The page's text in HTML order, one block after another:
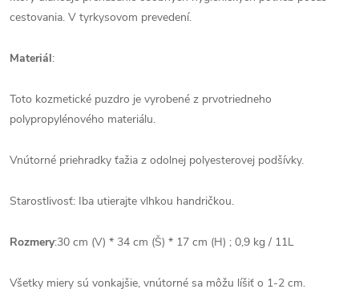
cestovania. V tyrkysovom prevedení.
Materiál:
Toto kozmetické puzdro je vyrobené z prvotriedneho
polypropylénového materiálu.
Vnútorné priehradky ťažia z odolnej polyesterovej podšívky.
Starostlivosť: Iba utierajte vlhkou handričkou.
Rozmery:30 cm (V) * 34 cm (Š) * 17 cm (H) ; 0,9 kg / 11L
Všetky miery sú vonkajšie, vnútorné sa môžu líšiť o 1-2 cm.